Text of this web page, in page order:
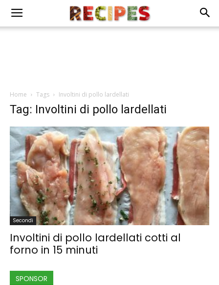
Home Tags Involtini di pollo lardellati
Tag: Involtini di pollo lardellati
Secondi
Involtini di pollo lardellati cotti al
forno in 15 minuti
SPONSOR